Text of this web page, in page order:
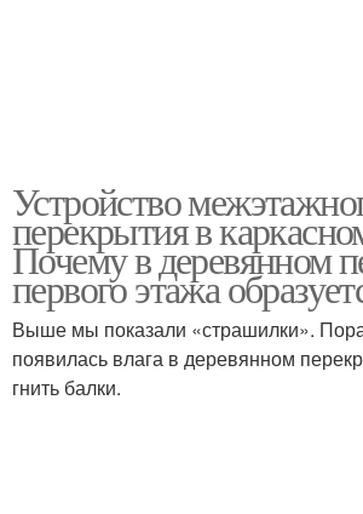
Устройство
перекрытия в
Почему в деревянном
первого этажа
Выше мы показали «страшилки». Пора
появилась влага в деревянном
гнить балки.